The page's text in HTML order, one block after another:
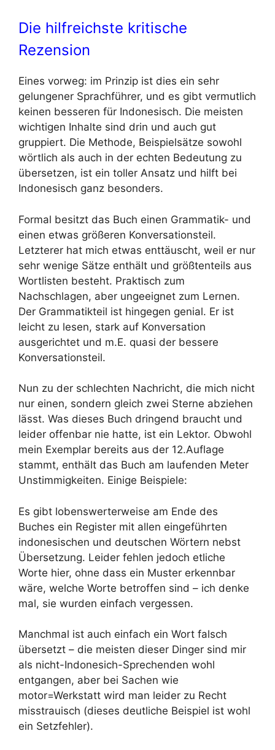
Die hilfreichste kritische
Rezension
Eines vorweg: im Prinzip ist dies ein sehr
gelungener Sprachführer, und es gibt vermutlich
keinen besseren für Indonesisch. Die meisten
wichtigen Inhalte sind drin und auch gut
gruppiert. Die Methode, Beispielsätze sowohl
wörtlich als auch in der echten Bedeutung zu
übersetzen, ist ein toller Ansatz und hilft bei
Indonesisch ganz besonders.
Formal besitzt das Buch einen Grammatik- und
einen etwas größeren Konversationsteil.
Letzterer hat mich etwas enttäuscht, weil er nur
sehr wenige Sätze enthält und größtenteils aus
Wortlisten besteht. Praktisch zum
Nachschlagen, aber ungeeignet zum Lernen.
Der Grammatikteil ist hingegen genial. Er ist
leicht zu lesen, stark auf Konversation
ausgerichtet und m.E. quasi der bessere
Konversationsteil.
Nun zu der schlechten Nachricht, die mich nicht
nur einen, sondern gleich zwei Sterne abziehen
lässt. Was dieses Buch dringend braucht und
leider offenbar nie hatte, ist ein Lektor. Obwohl
mein Exemplar bereits aus der 12.Auflage
stammt, enthält das Buch am laufenden Meter
Unstimmigkeiten. Einige Beispiele:
Es gibt lobenswerterweise am Ende des
Buches ein Register mit allen eingeführten
indonesischen und deutschen Wörtern nebst
Übersetzung. Leider fehlen jedoch etliche
Worte hier, ohne dass ein Muster erkennbar
wäre, welche Worte betroffen sind – ich denke
mal, sie wurden einfach vergessen.
Manchmal ist auch einfach ein Wort falsch
übersetzt – die meisten dieser Dinger sind mir
als nicht-Indonesich-Sprechenden wohl
entgangen, aber bei Sachen wie
motor=Werkstatt wird man leider zu Recht
misstrauisch (dieses deutliche Beispiel ist wohl
ein Setzfehler).